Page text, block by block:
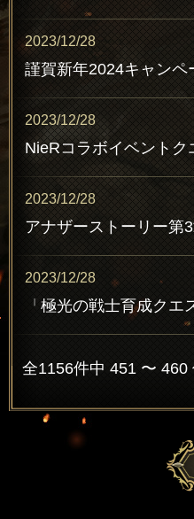
2023/12/28
2023/12/28
2023/12/28
2023/12/28
全1156件中 451 〜 460